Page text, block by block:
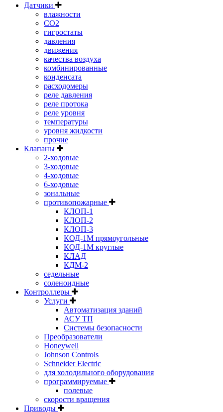
Датчики
влажности
CO2
гигростаты
давления
движения
качества воздуха
комбинированные
конденсата
расходомеры
реле давления
реле протока
реле уровня
температуры
уровня жидкости
прочие
Клапаны
2-ходовые
3-ходовые
4-ходовые
6-ходовые
зональные
противопожарные
КЛОП-1
КЛОП-2
КЛОП-3
КОД-1М прямоугольные
КОД-1М круглые
КЛАД
КДМ-2
седельные
соленоидные
Контроллеры
Услуги
Автоматизация зданий
АСУ ТП
Системы безопасности
Преобразователи
Honeywell
Johnson Controls
Schneider Electric
для холодильного оборудования
программируемые
полевые
скорости вращения
Приводы